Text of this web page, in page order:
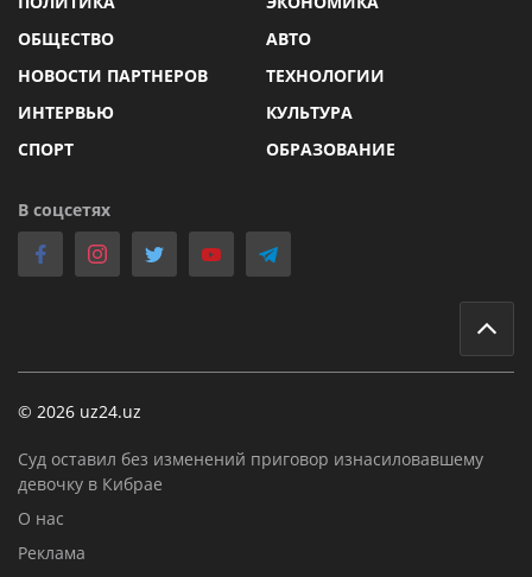
ОБЩЕСТВО
АВТО
НОВОСТИ ПАРТНЕРОВ
ТЕХНОЛОГИИ
ИНТЕРВЬЮ
КУЛЬТУРА
СПОРТ
ОБРАЗОВАНИЕ
В соцсетях
© 2026 uz24.uz
Суд оставил без изменений приговор изнасиловавшему
девочку в Кибрае
О нас
Реклама